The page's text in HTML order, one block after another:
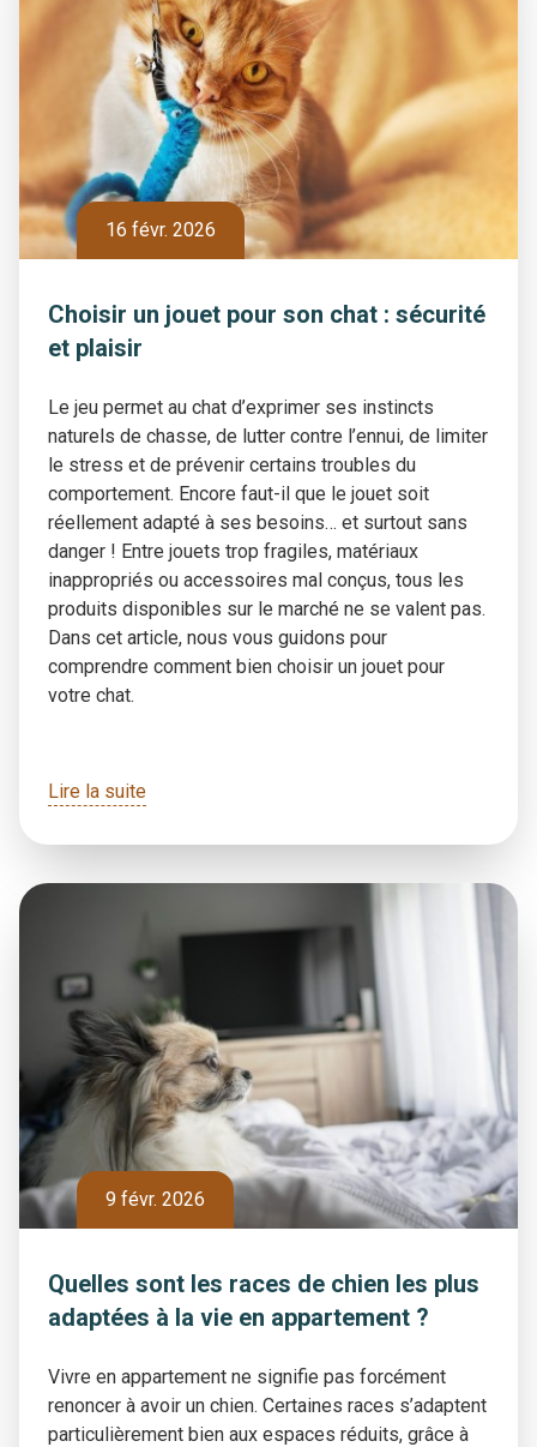
16 févr. 2026
Choisir un jouet pour son chat : sécurité
et plaisir
Le jeu permet au chat d’exprimer ses instincts
naturels de chasse, de lutter contre l’ennui, de limiter
le stress et de prévenir certains troubles du
comportement. Encore faut-il que le jouet soit
réellement adapté à ses besoins… et surtout sans
danger ! Entre jouets trop fragiles, matériaux
inappropriés ou accessoires mal conçus, tous les
produits disponibles sur le marché ne se valent pas.
Dans cet article, nous vous guidons pour
comprendre comment bien choisir un jouet pour
votre chat.
Lire la suite
9 févr. 2026
Quelles sont les races de chien les plus
adaptées à la vie en appartement ?
Vivre en appartement ne signifie pas forcément
renoncer à avoir un chien. Certaines races s’adaptent
particulièrement bien aux espaces réduits, grâce à